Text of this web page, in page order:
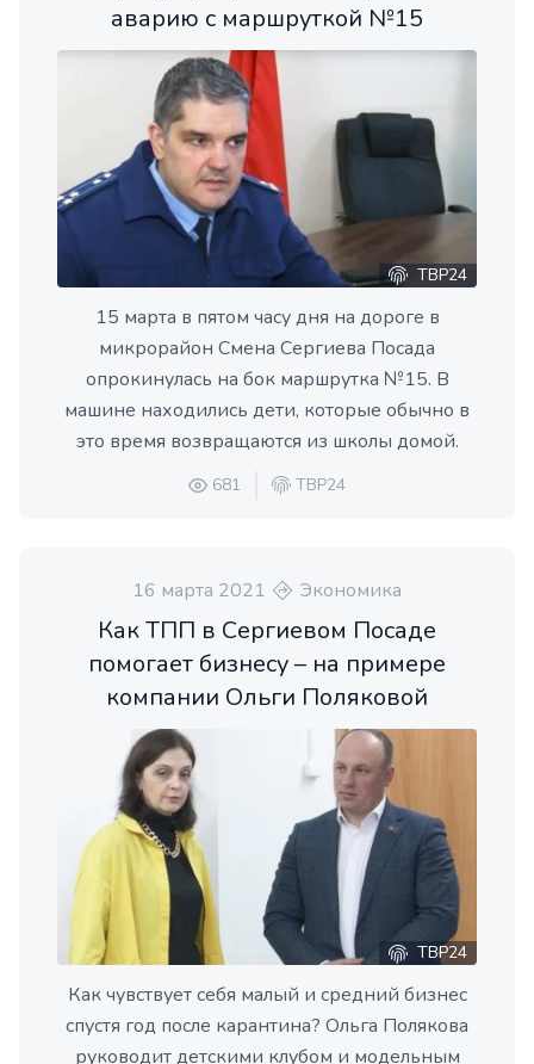
аварию с маршруткой №15
ТВР24
15 марта в пятом часу дня на дороге в
микрорайон Смена Сергиева Посада
опрокинулась на бок маршрутка №15. В
машине находились дети, которые обычно в
это время возвращаются из школы домой.
681 ТВР24
16 марта 2021 Экономика
Как ТПП в Сергиевом Посаде
помогает бизнесу – на примере
компании Ольги Поляковой
ТВР24
Как чувствует себя малый и средний бизнес
спустя год после карантина? Ольга Полякова
руководит детскими клубом и модельным